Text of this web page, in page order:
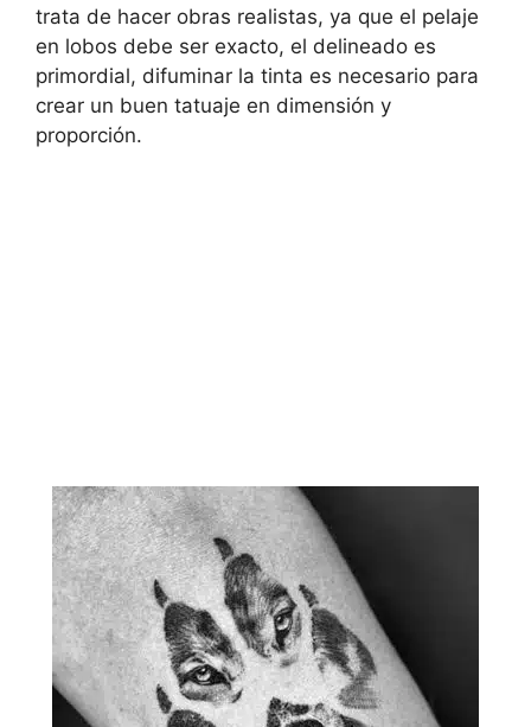
trata de hacer obras realistas, ya que el pelaje
en lobos debe ser exacto, el delineado es
primordial, difuminar la tinta es necesario para
crear un buen tatuaje en dimensión y
proporción.